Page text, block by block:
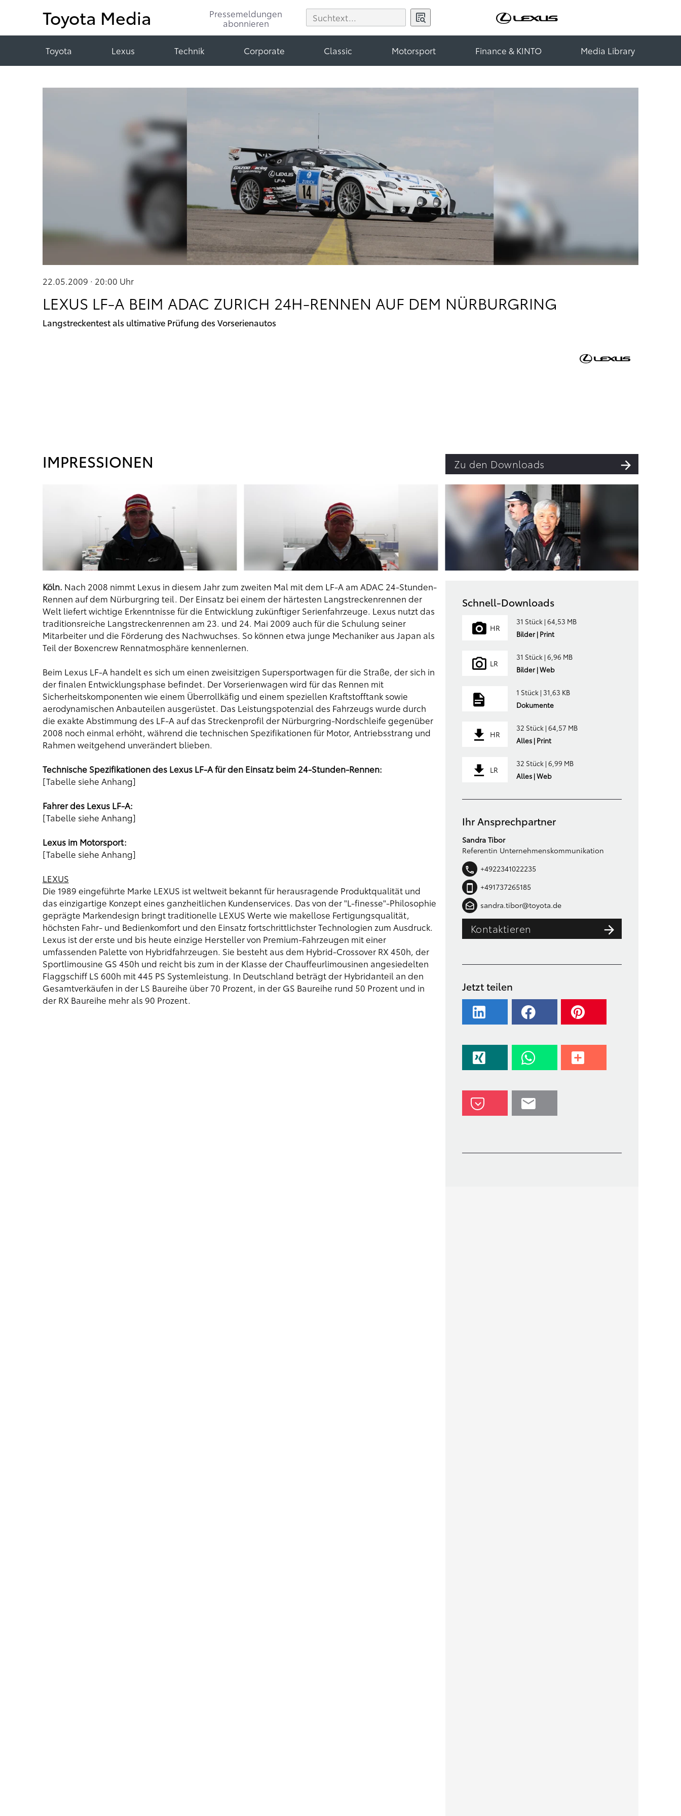
Toyota Media
Pressemeldungen
abonnieren
Toyota Lexus Technik Corporate Classic Motorsport Finance & KINTO Media Library
22.05.2009 · 20:00 Uhr
LEXUS LF-A BEIM ADAC ZURICH 24H-RENNEN AUF DEM NÜRBURGRING
Langstreckentest als ultimative Prüfung des Vorserienautos
IMPRESSIONEN Zu den Downloads
Köln. Nach 2008 nimmt Lexus in diesem Jahr zum zweiten Mal mit dem LF-A am ADAC 24-Stunden-
Rennen auf dem Nürburgring teil. Der Einsatz bei einem der härtesten Langstreckenrennen der
Welt liefert wichtige Erkenntnisse für die Entwicklung zukünftiger Serienfahrzeuge. Lexus nutzt das
traditionsreiche Langstreckenrennen am 23. und 24. Mai 2009 auch für die Schulung seiner
Mitarbeiter und die Förderung des Nachwuchses. So können etwa junge Mechaniker aus Japan als
Teil der Boxencrew Rennatmosphäre kennenlernen.
Beim Lexus LF-A handelt es sich um einen zweisitzigen Supersportwagen für die Straße, der sich in
der finalen Entwicklungsphase befindet. Der Vorserienwagen wird für das Rennen mit
Sicherheitskomponenten wie einem Überrollkäfig und einem speziellen Kraftstofftank sowie
aerodynamischen Anbauteilen ausgerüstet. Das Leistungspotenzial des Fahrzeugs wurde durch
die exakte Abstimmung des LF-A auf das Streckenprofil der Nürburgring-Nordschleife gegenüber
2008 noch einmal erhöht, während die technischen Spezifikationen für Motor, Antriebsstrang und
Rahmen weitgehend unverändert blieben.
Technische Spezifikationen des Lexus LF-A für den Einsatz beim 24-Stunden-Rennen:
[Tabelle siehe Anhang]
Fahrer des Lexus LF-A:
[Tabelle siehe Anhang]
Lexus im Motorsport:
[Tabelle siehe Anhang]
LEXUS
Die 1989 eingeführte Marke LEXUS ist weltweit bekannt für herausragende Produktqualität und
das einzigartige Konzept eines ganzheitlichen Kundenservices. Das von der "L-finesse"-Philosophie
geprägte Markendesign bringt traditionelle LEXUS Werte wie makellose Fertigungsqualität,
höchsten Fahr- und Bedienkomfort und den Einsatz fortschrittlichster Technologien zum Ausdruck.
Lexus ist der erste und bis heute einzige Hersteller von Premium-Fahrzeugen mit einer
umfassenden Palette von Hybridfahrzeugen. Sie besteht aus dem Hybrid-Crossover RX 450h, der
Sportlimousine GS 450h und reicht bis zum in der Klasse der Chauffeurlimousinen angesiedelten
Flaggschiff LS 600h mit 445 PS Systemleistung. In Deutschland beträgt der Hybridanteil an den
Gesamtverkäufen in der LS Baureihe über 70 Prozent, in der GS Baureihe rund 50 Prozent und in
der RX Baureihe mehr als 90 Prozent.
Schnell-Downloads
HR
31 Stück | 64,53 MB
Bilder | Print
LR
31 Stück | 6,96 MB
Bilder | Web
1 Stück | 31,63 KB
Dokumente
HR
32 Stück | 64,57 MB
Alles | Print
LR
32 Stück | 6,99 MB
Alles | Web
Ihr Ansprechpartner
Sandra Tibor
Referentin Unternehmenskommunikation
+4922341022235
+491737265185
sandra.tibor@toyota.de
Kontaktieren
Jetzt teilen